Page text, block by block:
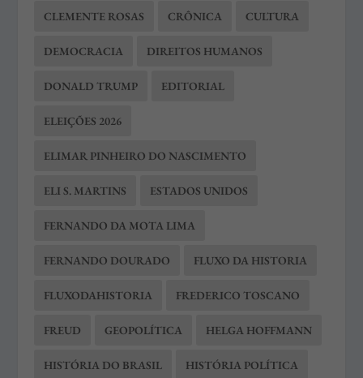
CLEMENTE ROSAS CRÔNICA CULTURA
DEMOCRACIA DIREITOS HUMANOS
DONALD TRUMP EDITORIAL
ELEIÇÕES 2026
ELIMAR PINHEIRO DO NASCIMENTO
ELI S. MARTINS ESTADOS UNIDOS
FERNANDO DA MOTA LIMA
FERNANDO DOURADO FLUXO DA HISTORIA
FLUXODAHISTORIA FREDERICO TOSCANO
FREUD GEOPOLÍTICA HELGA HOFFMANN
HISTÓRIA DO BRASIL HISTÓRIA POLÍTICA